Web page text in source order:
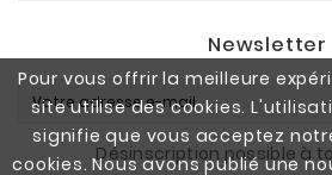
Pour vous offrir la meilleure
site utilise des cookies.
signifie que vous acceptez
cookies. Nous avons publié une
Newsletter
Désinscription possible à